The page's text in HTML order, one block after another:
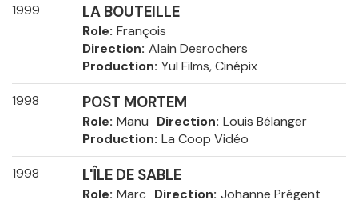
1999 LA BOUTEILLE
Role François
Direction Alain Desrochers
Production Yul Films, Cinépix
1998 POST MORTEM
Role Manu Direction Louis Bélanger
Production La Coop Vidéo
1998 L'ÎLE DE SABLE
Role Marc Direction Johanne Prégent